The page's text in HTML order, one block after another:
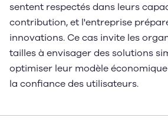
sentent respectés dans leurs
contribution, et l'entreprise
innovations. Ce cas invite les
tailles à envisager des solutions
optimiser leur modèle
la confiance des utilisateurs.